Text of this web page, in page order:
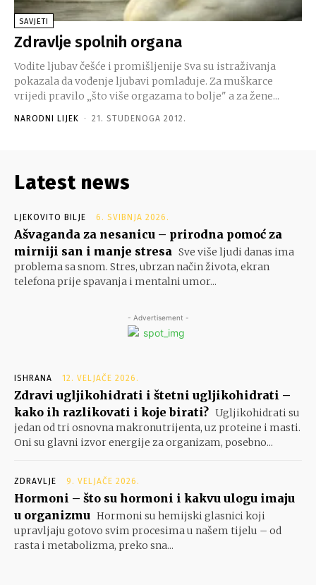
SAVJETI
Zdravlje spolnih organa
Vodite ljubav češće i promišljenije Sva su istraživanja
pokazala da vođenje ljubavi pomlađuje. Za muškarce
vrijedi pravilo „što više orgazama to bolje" a za žene...
NARODNI LIJEK - 21. STUDENOGA 2012.
Latest news
LJEKOVITO BILJE 6. SVIBNJA 2026.
Ašvaganda za nesanicu – prirodna pomoć za
mirniji san i manje stresa Sve više ljudi danas ima
problema sa snom. Stres, ubrzan način života, ekran
telefona prije spavanja i mentalni umor...
- Advertisement -
ISHRANA 12. VELJAČE 2026.
Zdravi ugljikohidrati i štetni ugljikohidrati –
kako ih razlikovati i koje birati? Ugljikohidrati su
jedan od tri osnovna makronutrijenta, uz proteine i masti.
Oni su glavni izvor energije za organizam, posebno...
ZDRAVLJE 9. VELJAČE 2026.
Hormoni – što su hormoni i kakvu ulogu imaju
u organizmu Hormoni su hemijski glasnici koji
upravljaju gotovo svim procesima u našem tijelu – od
rasta i metabolizma, preko sna...